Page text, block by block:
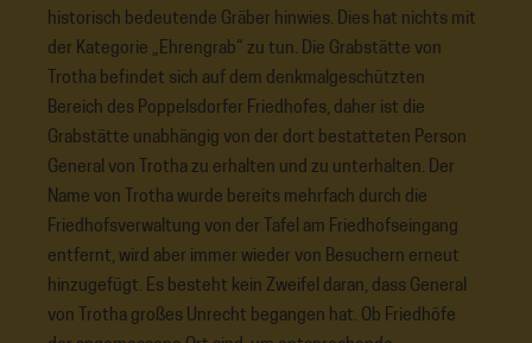
historisch bedeutende Gräber hinwies. Dies hat nichts mit
der Kategorie „Ehrengrab“ zu tun. Die Grabstätte von
Trotha befindet sich auf dem denkmalgeschützten
Bereich des Poppelsdorfer Friedhofes, daher ist die
Grabstätte unabhängig von der dort bestatteten Person
General von Trotha zu erhalten und zu unterhalten. Der
Name von Trotha wurde bereits mehrfach durch die
Friedhofsverwaltung von der Tafel am Friedhofseingang
entfernt, wird aber immer wieder von Besuchern erneut
hinzugefügt. Es besteht kein Zweifel daran, dass General
von Trotha großes Unrecht begangen hat. Ob Friedhöfe